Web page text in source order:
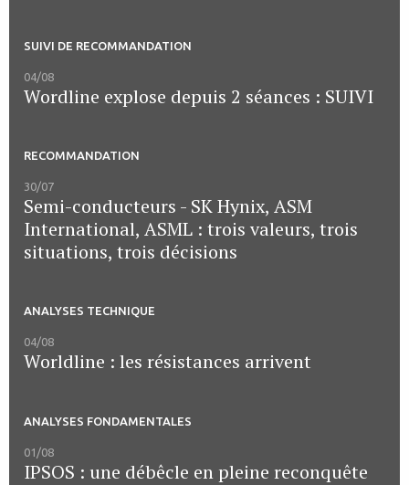
SUIVI DE RECOMMANDATION
04/08
Wordline explose depuis 2 séances : SUIVI
RECOMMANDATION
30/07
Semi-conducteurs - SK Hynix, ASM
International, ASML : trois valeurs, trois
situations, trois décisions
ANALYSES TECHNIQUE
04/08
Worldline : les résistances arrivent
ANALYSES FONDAMENTALES
01/08
IPSOS : une débêcle en pleine reconquête